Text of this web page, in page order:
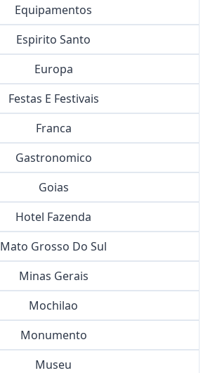
Equipamentos
Espirito Santo
Europa
Festas E Festivais
Franca
Gastronomico
Goias
Hotel Fazenda
Mato Grosso Do Sul
Minas Gerais
Mochilao
Monumento
Museu